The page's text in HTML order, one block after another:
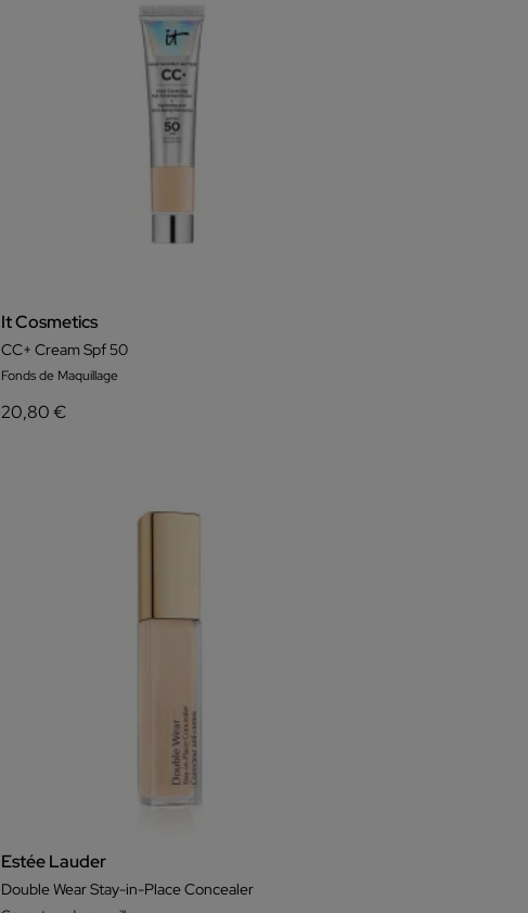
It Cosmetics
CC+ Cream Spf 50
Fonds de Maquillage
20,80 €
Estée Lauder
Double Wear Stay-in-Place Concealer